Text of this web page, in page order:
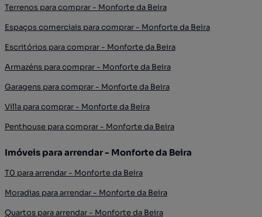
Terrenos para comprar - Monforte da Beira
Espaços comerciais para comprar - Monforte da Beira
Escritórios para comprar - Monforte da Beira
Armazéns para comprar - Monforte da Beira
Garagens para comprar - Monforte da Beira
Villa para comprar - Monforte da Beira
Penthouse para comprar - Monforte da Beira
Imóveis para arrendar - Monforte da Beira
T0 para arrendar - Monforte da Beira
Moradias para arrendar - Monforte da Beira
Quartos para arrendar - Monforte da Beira